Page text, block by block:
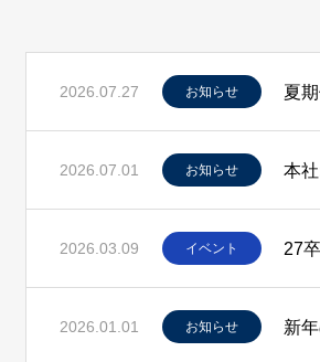
2026.07.27 お知らせ 夏
2026.07.01 お知らせ 本
2026.03.09 イベント 27
2026.01.01 お知らせ 新